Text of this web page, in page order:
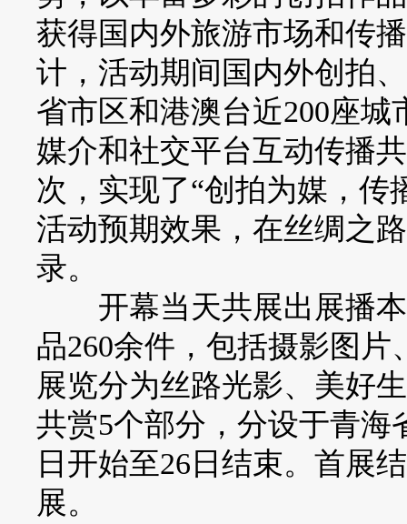
获得国内外旅游市场和传
计，活动期间国内外创拍
省市区和港澳台近200座
媒介和社交平台互动传播
次，实现了“创拍为媒，传
活动预期效果，在丝绸之
录。
开幕当天共展出展播本
品260余件，包括摄影图
展览分为丝路光影、美好
共赏5个部分，分设于青海
日开始至26日结束。首展
展。